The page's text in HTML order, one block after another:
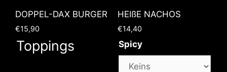
DOPPEL-DAX BURGER
€15,90
Toppings
HEIßE NACHOS
€14,40
Spicy